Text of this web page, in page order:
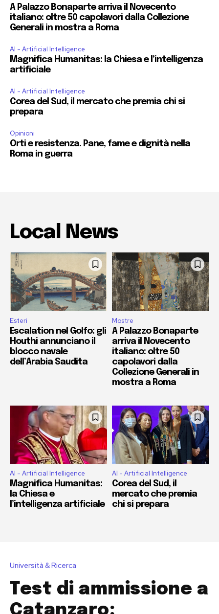
A Palazzo Bonaparte arriva il Novecento
italiano: oltre 50 capolavori dalla Collezione
Generali in mostra a Roma
AI - Artificial Intelligence
Magnifica Humanitas: la Chiesa e l’intelligenza
artificiale
AI - Artificial Intelligence
Corea del Sud, il mercato che premia chi si
prepara
Opinioni
Orti e resistenza. Pane, fame e dignità nella
Roma in guerra
Local News
Esteri
Escalation nel Golfo: gli
Houthi annunciano il
blocco navale
dell’Arabia Saudita
Mostre
A Palazzo Bonaparte
arriva il Novecento
italiano: oltre 50
capolavori dalla
Collezione Generali in
mostra a Roma
AI - Artificial Intelligence
Magnifica Humanitas:
la Chiesa e
l’intelligenza artificiale
AI - Artificial Intelligence
Corea del Sud, il
mercato che premia
chi si prepara